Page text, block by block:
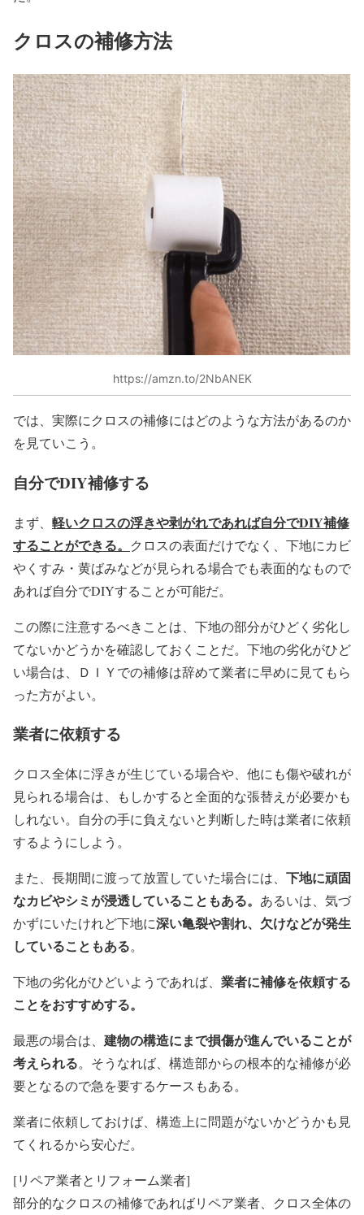
クロスの補修方法
https://amzn.to/2NbANEK
では、実際にクロスの補修にはどのような方法があるのか
を見ていこう。
自分でDIY補修する
まず、 軽いクロスの浮きや剥がれであれば自分でDIY補修
することができる。 クロスの表面だけでなく、下地にカビ
やくすみ・黄ばみなどが見られる場合でも表面的なもので
あれば自分でDIYすることが可能だ。
この際に注意するべきことは、下地の部分がひどく劣化し
てないかどうかを確認しておくことだ。下地の劣化がひど
い場合は、ＤＩＹでの補修は辞めて業者に早めに見てもら
った方がよい。
業者に依頼する
クロス全体に浮きが生じている場合や、他にも傷や破れが
見られる場合は、もしかすると全面的な張替えが必要かも
しれない。自分の手に負えないと判断した時は業者に依頼
するようにしよう。
また、長期間に渡って放置していた場合には、 下地に頑固
なカビやシミが浸透していることもある。 あるいは、気づ
かずにいたけれど下地に深い亀裂や割れ、欠けなどが発生
していることもある。
下地の劣化がひどいようであれば、 業者に補修を依頼する
ことをおすすめする。
最悪の場合は、 建物の構造にまで損傷が進んでいることが
考えられる。 そうなれば、構造部からの根本的な補修が必
要となるので急を要するケースもある。
業者に依頼しておけば、構造上に問題がないかどうかも見
てくれるから安心だ。
[リペア業者とリフォーム業者]
部分的なクロスの補修であればリペア業者、クロス全体の